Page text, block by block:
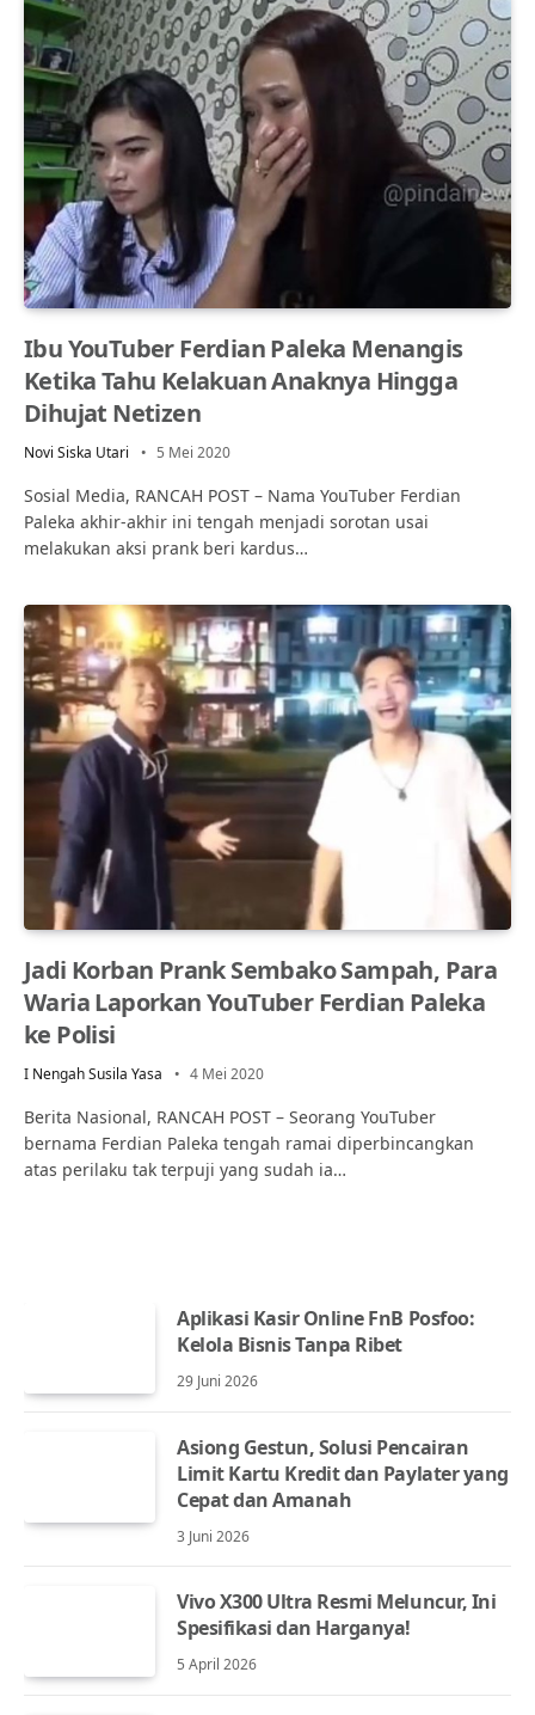
Ibu YouTuber Ferdian Paleka Menangis
Ketika Tahu Kelakuan Anaknya Hingga
Dihujat Netizen
Novi Siska Utari 5 Mei 2020
Sosial Media, RANCAH POST – Nama YouTuber Ferdian
Paleka akhir-akhir ini tengah menjadi sorotan usai
melakukan aksi prank beri kardus…
Jadi Korban Prank Sembako Sampah, Para
Waria Laporkan YouTuber Ferdian Paleka
ke Polisi
I Nengah Susila Yasa 4 Mei 2020
Berita Nasional, RANCAH POST – Seorang YouTuber
bernama Ferdian Paleka tengah ramai diperbincangkan
atas perilaku tak terpuji yang sudah ia…
Aplikasi Kasir Online FnB Posfoo:
Kelola Bisnis Tanpa Ribet
29 Juni 2026
Asiong Gestun, Solusi Pencairan
Limit Kartu Kredit dan Paylater yang
Cepat dan Amanah
3 Juni 2026
Vivo X300 Ultra Resmi Meluncur, Ini
Spesifikasi dan Harganya!
5 April 2026